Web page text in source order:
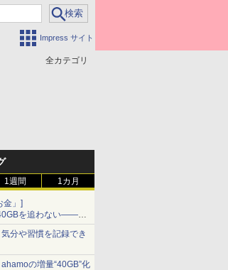
Impress サイト
全カテゴリ
1週間 1カ月
金」]
を追わない――単
さと1年限定の注意
分や習慣を記録でき
の増量“40GB”化